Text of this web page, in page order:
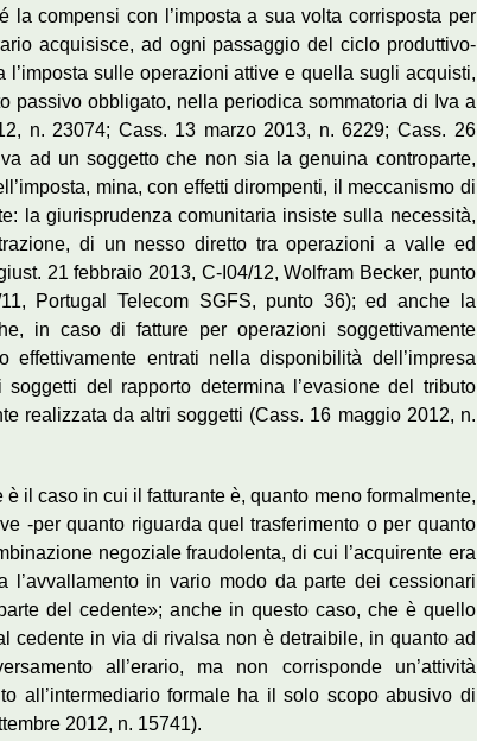
compensi con l’imposta a sua volta corrisposta per
acquisisce, ad ogni passaggio del ciclo produttivo-
l’imposta sulle operazioni attive e quella sugli acquisti,
passivo obbligato, nella periodica sommatoria di Iva a
n. 23074; Cass. 13 marzo 2013, n. 6229; Cass. 26
ad un soggetto che non sia la genuina controparte,
mina, con effetti dirompenti, il meccanismo di
la giurisprudenza comunitaria insiste sulla necessità,
di un nesso diretto tra operazioni a valle ed
21 febbraio 2013, C-I04/12, Wolfram Becker, punto
Portugal Telecom SGFS, punto 36); ed anche la
in caso di fatture per operazioni soggettivamente
entrati nella disponibilità dell’impresa
del rapporto determina l’evasione del tributo
realizzata da altri soggetti (Cass. 16 maggio 2012, n.
il caso in cui il fatturante è, quanto meno formalmente,
-per quanto riguarda quel trasferimento o per quanto
negoziale fraudolenta, di cui l’acquirente era
in vario modo da parte dei cessionari
del cedente»; anche in questo caso, che è quello
cedente in via di rivalsa non è detraibile, in quanto ad
all’erario, ma non corrisponde un’attività
all’intermediario formale ha il solo scopo abusivo di
2012, n. 15741).